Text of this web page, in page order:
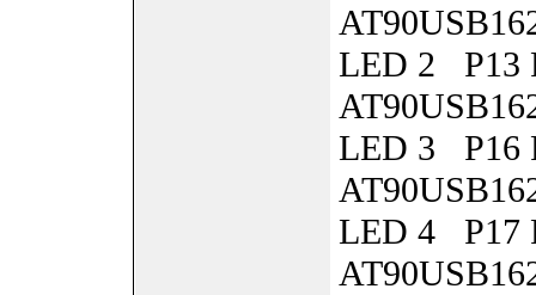
LED 2 P13
LED 3 P16
LED 4 P17